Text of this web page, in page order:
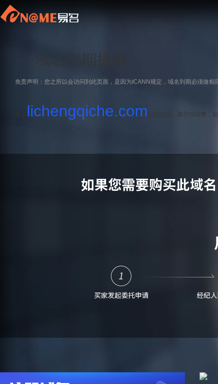
域名到期提醒
免责声明：您之所以会访问到此页面，是因为ICANN规定，域名到期必须做相
lichengqiche.com 已经过期，请尽快续费，